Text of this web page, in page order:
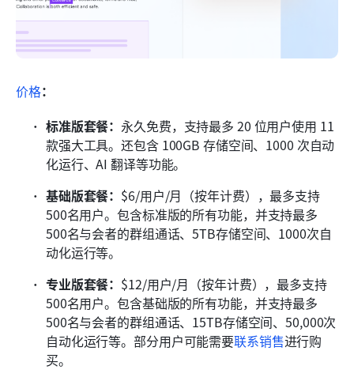
价格：
标准版套餐： 永久免费，支持最多 20 位用户使用 11
款强大工具。还包含 100GB 存储空间、1000 次自动
化运行、AI 翻译等功能。
基础版套餐： $6/用户/月（按年计费），最多支持
500名用户。包含标准版的所有功能，并支持最多
500名与会者的群组通话、5TB存储空间、1000次自
动化运行等。
专业版套餐： $12/用户/月（按年计费），最多支持
500名用户。包含基础版的所有功能，并支持最多
500名与会者的群组通话、15TB存储空间、50,000次
自动化运行等。部分用户可能需要联系销售进行购
买。